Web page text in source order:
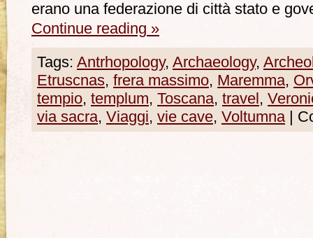
erano una federazione di città stato e
Continue reading »
Tags: Antrhopology, Archaeology,
Etruscnas, frera massimo, Maremma,
tempio, templum, Toscana, travel ,
via sacra, Viaggi, vie cave, Voltumna